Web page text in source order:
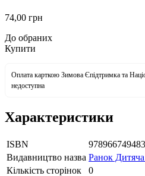
74,00 грн
До обраних
Купити
Оплата карткою Зимова Єпідтримка та
недоступна
Характеристики
ISBN
Видавництво назва Ранок
Кількість сторінок
0